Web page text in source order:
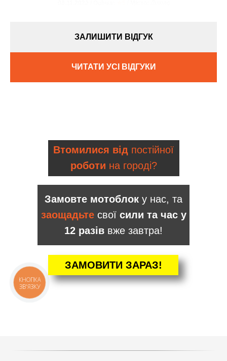
ЗАЛИШИТИ ВІДГУК
ЧИТАТИ УСІ ВІДГУКИ
ЗАМОВИТИ ЗАРАЗ!
Замовте мотоблок у нас, та
заощадьтесвої сили та час у
12 разів вже завтра!
Втомилися від постійної
роботи на городі?
КАТАЛОГ
КНОПКА
ЗВ'ЯЗКУ